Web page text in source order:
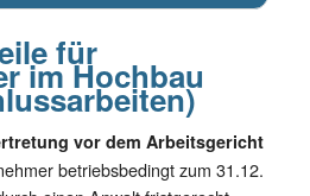
für
im Hochbau
vor dem Arbeitsgericht
betriebsbedingt zum 31.12.